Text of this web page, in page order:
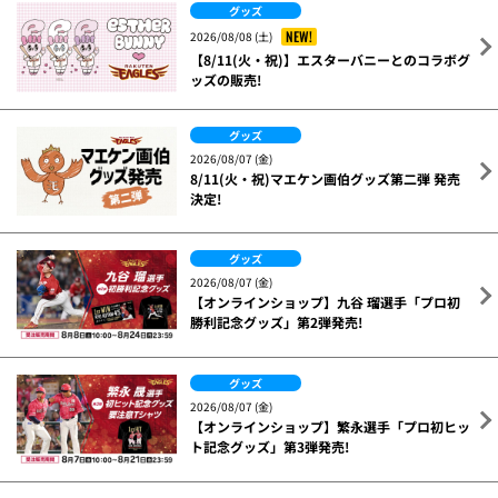
グッズ
2026/08/08 (土)
NEW!
【8/11(火・祝)】エスターバニーとのコラボグ
ッズの販売!
グッズ
2026/08/07 (金)
8/11(火・祝)マエケン画伯グッズ第二弾 発売
決定!
グッズ
2026/08/07 (金)
【オンラインショップ】九谷 瑠選手「プロ初
勝利記念グッズ」第2弾発売!
グッズ
2026/08/07 (金)
【オンラインショップ】繁永選手「プロ初ヒッ
ト記念グッズ」第3弾発売!